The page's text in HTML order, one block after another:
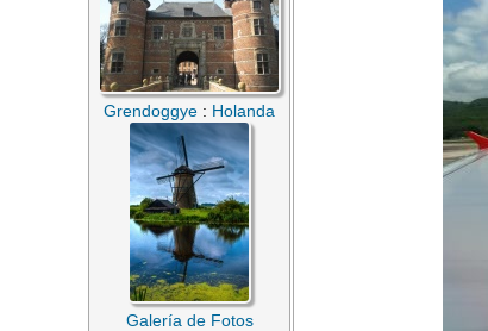
Grendoggye : Holanda
Galería de Fotos